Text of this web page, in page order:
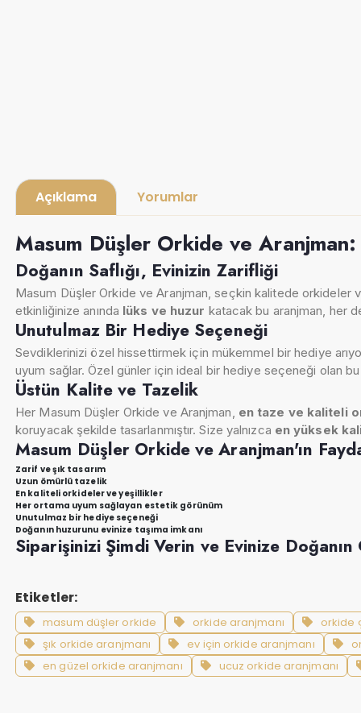
Açıklama Yorumlar
Masum Düşler Orkide ve Aranjman:
Doğanın Saflığı, Evinizin Zarifliği
Masum Düşler Orkide ve Aranjman, seçkin kalitede orkideler
etkinliğinize anında lüks ve huzur katacak bu aranjman, her
Unutulmaz Bir Hediye Seçeneği
Sevdiklerinizi özel hissettirmek için mükemmel bir hediye
uyum sağlar. Özel günler için ideal bir hediye seçeneği olan bu
Üstün Kalite ve Tazelik
Her Masum Düşler Orkide ve Aranjman, en taze ve kaliteli
koruyacak şekilde tasarlanmıştır. Size yalnızca en yüksek
Masum Düşler Orkide ve Aranjman'ın
Zarif ve şık tasarım
Uzun ömürlü tazelik
En kaliteli orkideler ve yeşillikler
Her ortama uyum sağlayan estetik görünüm
Unutulmaz bir hediye seçeneği
Doğanın huzurunu evinize taşıma imkanı
Siparişinizi Şimdi Verin ve Evinize Doğanın
Etiketler:
masum düşler orkide orkide aranjmanı orkide
şık orkide aranjmanı
ev için orkide aranjmanı
en güzel orkide aranjmanı
ucuz orkide aranjmanı